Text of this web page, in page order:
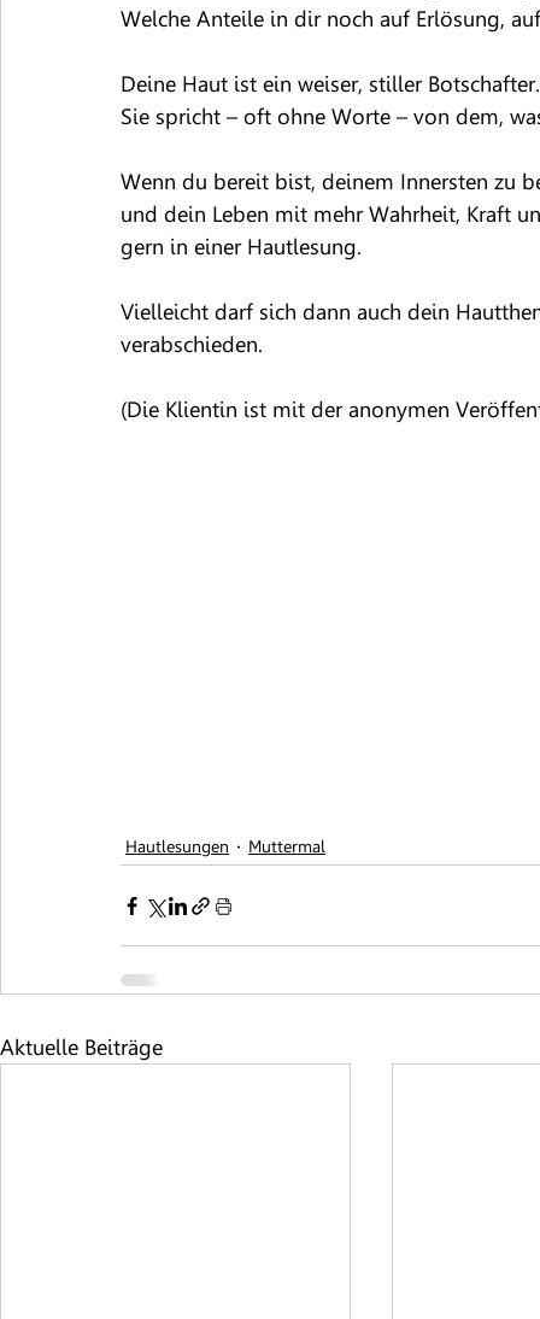
Welche Anteile in dir noch auf Erlösung,
Deine Haut ist ein weiser, stiller Botschafter.
Sie spricht – oft ohne Worte – von dem,
Wenn du bereit bist, deinem Innersten zu
und dein Leben mit mehr Wahrheit, Kraft
gern in einer Hautlesung.
Vielleicht darf sich dann auch dein
verabschieden.
(Die Klientin ist mit der anonymen
Hautlesungen Muttermal
Aktuelle Beiträge